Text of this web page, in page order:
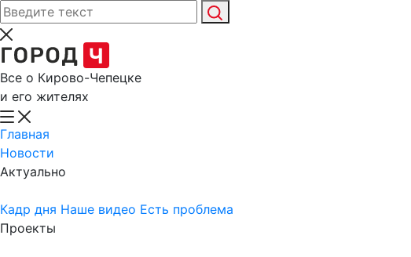
Все о Кирово-Чепецке
и его жителях
Главная
Новости
Актуально
Кадр дня Наше видео Есть проблема
Проекты